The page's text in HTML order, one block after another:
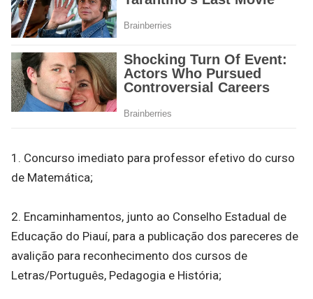
1. Concurso imediato para professor efetivo do curso
de Matemática;
2. Encaminhamentos, junto ao Conselho Estadual de
Educação do Piauí, para a publicação dos pareceres de
avalição para reconhecimento dos cursos de
Letras/Português, Pedagogia e História;